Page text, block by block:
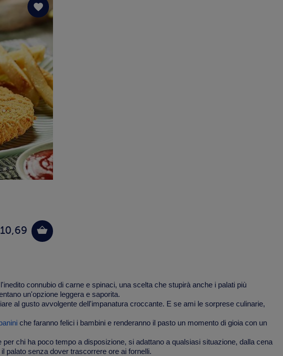
connubio di carne e spinaci, una scelta che stupirà anche i palati più
un'opzione leggera e saporita.
al gusto avvolgente dell'impanatura croccante. E se ami le sorprese culinarie,
che faranno felici i bambini e renderanno il pasto un momento di gioia con un
chi ha poco tempo a disposizione, si adattano a qualsiasi situazione, dalla cena
palato senza dover trascorrere ore ai fornelli.